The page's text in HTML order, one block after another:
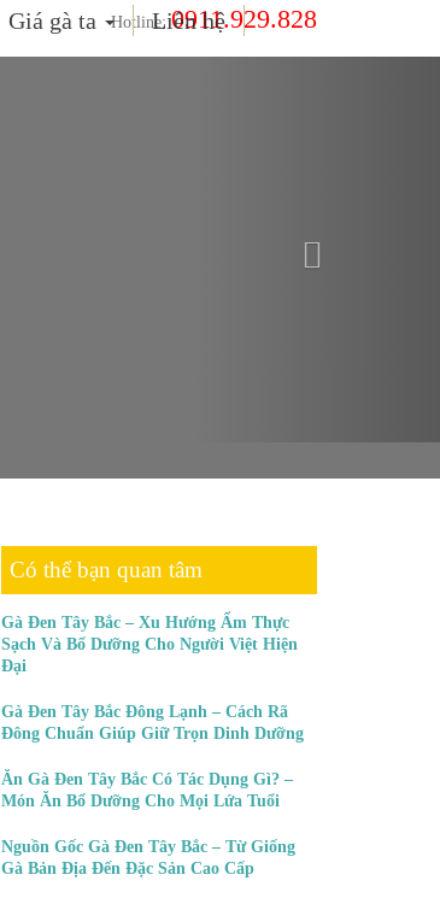
Hotline:0911.929.828
Giá gà ta
Liên hệ
Có thể bạn quan tâm
Gà Đen Tây Bắc – Xu Hướng Ẩm Thực
Sạch Và Bổ Dưỡng Cho Người Việt Hiện
Đại
Gà Đen Tây Bắc Đông Lạnh – Cách Rã
Đông Chuẩn Giúp Giữ Trọn Dinh Dưỡng
Ăn Gà Đen Tây Bắc Có Tác Dụng Gì? –
Món Ăn Bổ Dưỡng Cho Mọi Lứa Tuổi
Nguồn Gốc Gà Đen Tây Bắc – Từ Giống
Gà Bản Địa Đến Đặc Sản Cao Cấp